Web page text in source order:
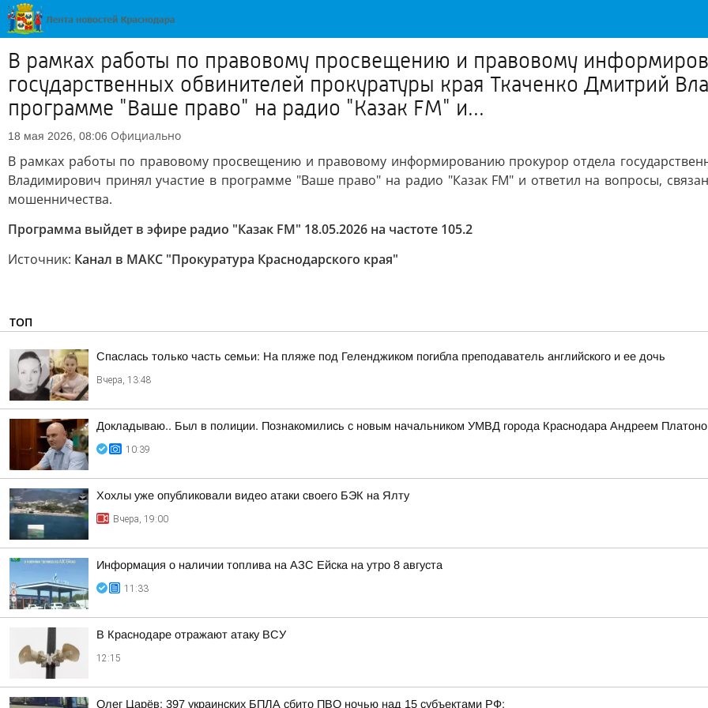
В рамках работы по правовому просвещению и правовому
государственных обвинителей прокуратуры края Ткаченко Дмитрий
программе "Ваше право" на радио "Казак FM" и...
18 мая 2026, 08:06 Официально
В рамках работы по правовому просвещению и правовому информированию прокурор отдела
Владимирович принял участие в программе "Ваше право" на радио "Казак FM" и ответил на вопросы,
мошенничества.
Программа выйдет в эфире радио "Казак FM" 18.05.2026 на частоте 105.2
Источник: Канал в МАКС "Прокуратура Краснодарского края"
ТОП
Спаслась только часть семьи: На пляже под Геленджиком погибла преподаватель английского и ее дочь
Вчера, 13:48
Докладываю.. Был в полиции. Познакомились с новым начальником УМВД города Краснодара Андреем
10:39
Хохлы уже опубликовали видео атаки своего БЭК на Ялту
Вчера, 19:00
Информация о наличии топлива на АЗС Ейска на утро 8 августа
11:33
В Краснодаре отражают атаку ВСУ
12:15
Олег Царёв: 397 украинских БПЛА сбито ПВО ночью над 15 субъектами РФ: